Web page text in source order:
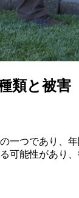
類と被害
一つであり、
可能性があり